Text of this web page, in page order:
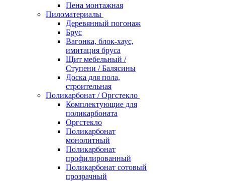
Пена монтажная
Пиломатериалы
Деревянный погонаж
Брус
Вагонка, блок-хаус,
имитация бруса
Щит мебельный /
Ступени / Балясины
Доска для пола,
строительная
Поликарбонат / Оргстекло
Комплектующие для
поликарбоната
Оргстекло
Поликарбонат
монолитный
Поликарбонат
профилированный
Поликарбонат сотовый
прозрачный